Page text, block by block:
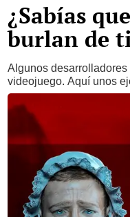
¿Sabías
burlan de
Algunos desarrolladores
videojuego. Aquí unos